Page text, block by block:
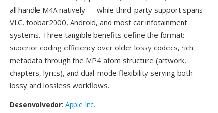
all handle M4A natively — while third-party support spans
VLC, foobar2000, Android, and most car infotainment
systems. Three tangible benefits define the format:
superior coding efficiency over older lossy codecs, rich
metadata through the MP4 atom structure (artwork,
chapters, lyrics), and dual-mode flexibility serving both
lossy and lossless workflows.
Desenvolvedor: Apple Inc.